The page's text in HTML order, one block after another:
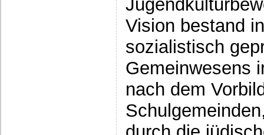
Vision bestand
sozialistisch
Gemeinwesens
nach dem